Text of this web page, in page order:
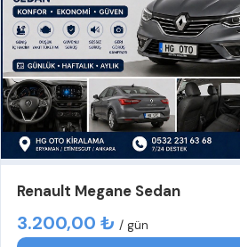
Renault Megane Sedan
3.200,00 ₺ / gün